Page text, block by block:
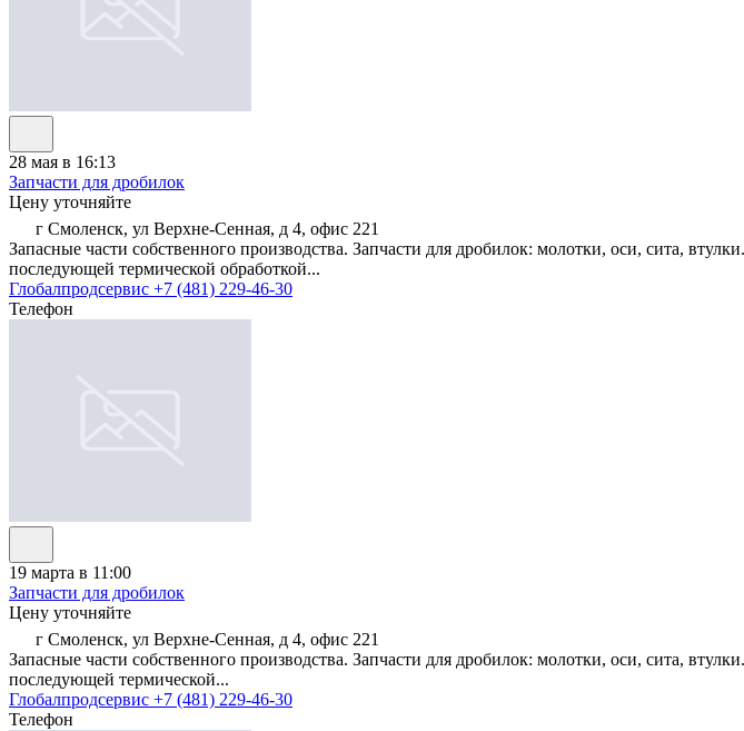
28 мая в 16:13
Запчасти для дробилок
Цену уточняйте
г Смоленск, ул Верхне-Сенная, д 4, офис 221
Запасные части собственного производства. Запчасти для дробилок: молотки, оси, сита,
последующей термической обработкой...
Глобалпродсервис +7 (481) 229-46-30
Телефон
19 марта в 11:00
Запчасти для дробилок
Цену уточняйте
г Смоленск, ул Верхне-Сенная, д 4, офис 221
Запасные части собственного производства. Запчасти для дробилок: молотки, оси, сита,
последующей термической...
Глобалпродсервис +7 (481) 229-46-30
Телефон